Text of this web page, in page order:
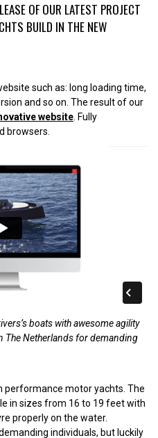
OF OUR LATEST PROJECT
BUILD IN THE NEW
such as: long loading time,
and so on. The result of our
website . Fully
browsers.
boats with awesome agility
The Netherlands for demanding
performance motor yachts. The
in sizes from 16 to 19 feet with
properly on the water.
individuals, but luckily